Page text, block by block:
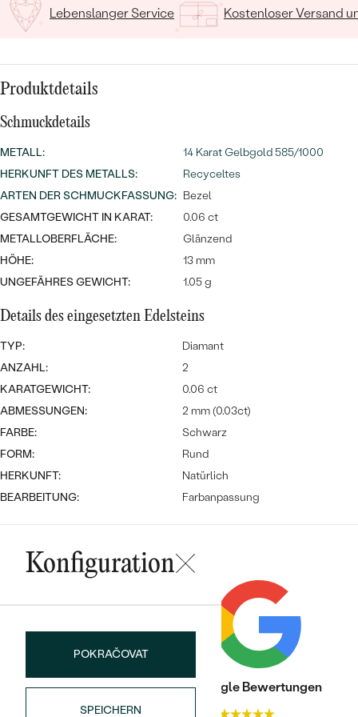
Eheringe
ANSCHAUEN
NACH MATERIAL
GOLD
SILBER
Wave Kollektion
EDELSTEINSCHMUCK
SCHMUCK MIT LAB GROWN
DIAMANTEN
PERLENSCHMUCK
NACH STYL
PERSONALISIERT
SYMBOLISCH
NACH DER FARBE
NACH DER FORM
MASSGEFERTIGTER
DIAMANTEN
Meistverkaufte
Ohrrinnge
ANSEHEN
PREISWERTE
LUXURIÖSE
Personalisierte
Halsketten
ANSEHEN
LUXURIÖSE
Meistverkaufte
Lebenslanger Service Kostenloser Versand
Produktdetails
Schmuckdetails
METALL:
14 Karat Gelbgold 585/1000
HERKUNFT DES METALLS:
Recyceltes
ARTEN DER SCHMUCKFASSUNG: Bezel
GESAMTGEWICHT IN KARAT:
0.06 ct
METALLOBERFLÄCHE:
Glänzend
HÖHE:
13 mm
UNGEFÄHRES GEWICHT:
1.05 g
Details des eingesetzten Edelsteins
TYP:
Diamant
ANZAHL:
2
KARATGEWICHT:
0.06 ct
ABMESSUNGEN:
2 mm (0.03ct)
FARBE:
Schwarz
FORM:
Rund
HERKUNFT:
Natürlich
BEARBEITUNG:
Farbanpassung
Konfiguration
POKRAČOVAT
SPEICHERN
Trusted shop BewertungenGoogle Bewertungen